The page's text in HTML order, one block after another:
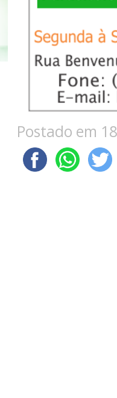
Postado em